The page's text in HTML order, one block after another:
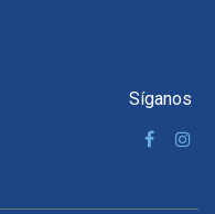
Síganos